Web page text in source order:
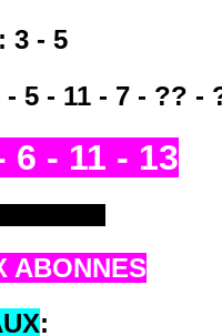
: 3 - 5
- 5 - 11 - 7 - ??
- 11 - 13
ABONNES
: